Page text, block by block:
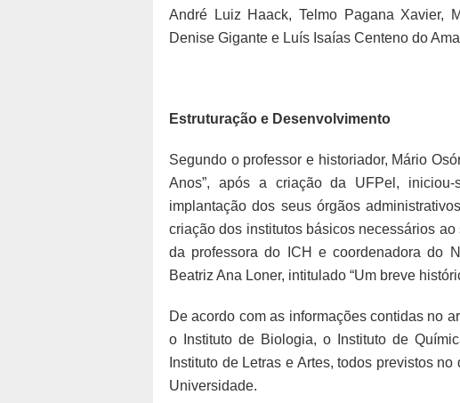
André Luiz Haack, Telmo Pagana Xavier,
Denise Gigante e Luís Isaías Centeno do
Estruturação e Desenvolvimento
Segundo o professor e historiador, Mário
Anos”, após a criação da UFPel,
implantação dos seus órgãos
criação dos institutos básicos necessários
da professora do ICH e coordenadora do
Beatriz Ana Loner, intitulado “Um breve
De acordo com as informações contidas no
o Instituto de Biologia, o Instituto de
Instituto de Letras e Artes, todos previstos
Universidade.